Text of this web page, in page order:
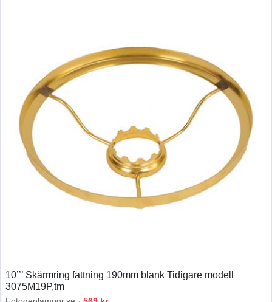
10’’’ Skärmring fattning 190mm blank Tidigare modell
3075M19P,tm